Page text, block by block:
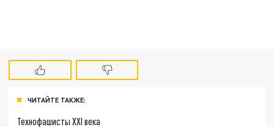
ЧИТАЙТЕ ТАКЖЕ:
Технофашисты XXI века